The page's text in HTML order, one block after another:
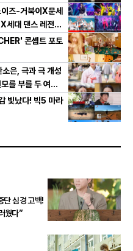
즈-거북이X문세
세대 댄스 레전드
콘셉트 포토
은, 극과 극 개성
를 부를 두 여인
빛났다! 빅5 마라
단 심경 고백!
웠다”